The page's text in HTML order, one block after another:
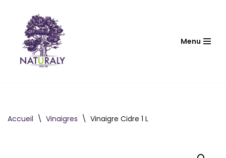
contenu
Menu
Accueil \ Vinaigres \ Vinaigre Cidre 1 L